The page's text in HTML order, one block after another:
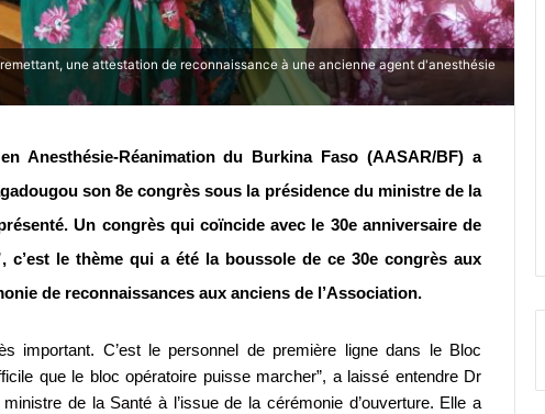
une attestation de reconnaissance à une ancienne agent d'anesthésie
en Anesthésie-Réanimation du Burkina Faso (AASAR/BF) a
son 8e congrès sous la présidence du ministre de la
Un congrès qui coïncide avec le 30e anniversaire de
c’est le thème qui a été la boussole de ce 30e congrès aux
de reconnaissances aux anciens de l’Association.
important. C’est le personnel de première ligne dans le Bloc
que le bloc opératoire puisse marcher”, a laissé entendre Dr
de la Santé à l’issue de la cérémonie d’ouverture. Elle a